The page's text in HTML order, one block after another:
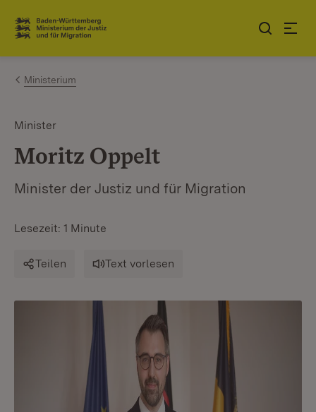
Zum Inhalt springen
Link zur Startseite
Ministerium
Minister
Moritz Oppelt
Minister der Justiz und für Migration
Lesezeit: 1 Minute
Teilen Text vorlesen